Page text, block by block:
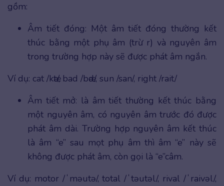
gồm:
Âm tiết đóng: Một âm tiết đóng thường kết
thúc bằng một phụ âm (trừ r) và nguyên âm
trong trường hợp này sẽ được phát âm ngắn.
Ví dụ: cat /kӕt/, bad /bӕd/, sun /san/, right /rait/
Âm tiết mở: là âm tiết thường kết thúc bằng
một nguyên âm, có nguyên âm trước đó được
phát âm dài. Trường hợp nguyên âm kết thúc
là âm “e” sau mọt phụ âm thì âm “e” này sẽ
không được phát âm, còn gọi là “e”câm.
Ví dụ: motor /ˈməutə/, total /ˈtəutəl/, rival /ˈraivəl/,